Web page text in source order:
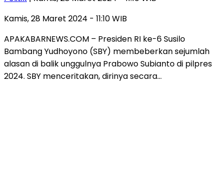
Kamis, 28 Maret 2024 - 11:10 WIB
APAKABARNEWS.COM – Presiden RI ke-6 Susilo
Bambang Yudhoyono (SBY) membeberkan sejumlah
alasan di balik unggulnya Prabowo Subianto di pilpres
2024. SBY menceritakan, dirinya secara…